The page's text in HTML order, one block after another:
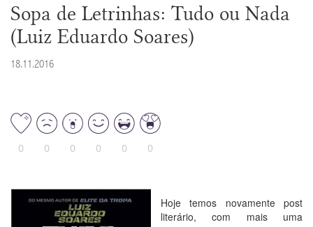
Sopa de Letrinhas: Tudo ou Nada
(Luiz Eduardo Soares)
18.11.2016
0 0 0 0 0 0
Hoje temos novamente post
literário, com mais uma